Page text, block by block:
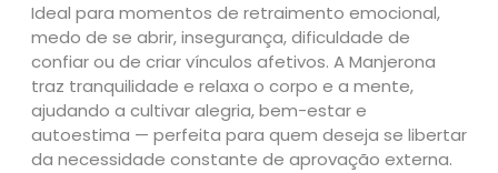
E
s
s
ê
n
c
i
Ideal para momentos de retraimento emocional,
medo de se abrir, insegurança, dificuldade de
confiar ou de criar vínculos afetivos. A Manjerona
traz tranquilidade e relaxa o corpo e a mente,
ajudando a cultivar alegria, bem-estar e
autoestima — perfeita para quem deseja se libertar
da necessidade constante de aprovação externa.